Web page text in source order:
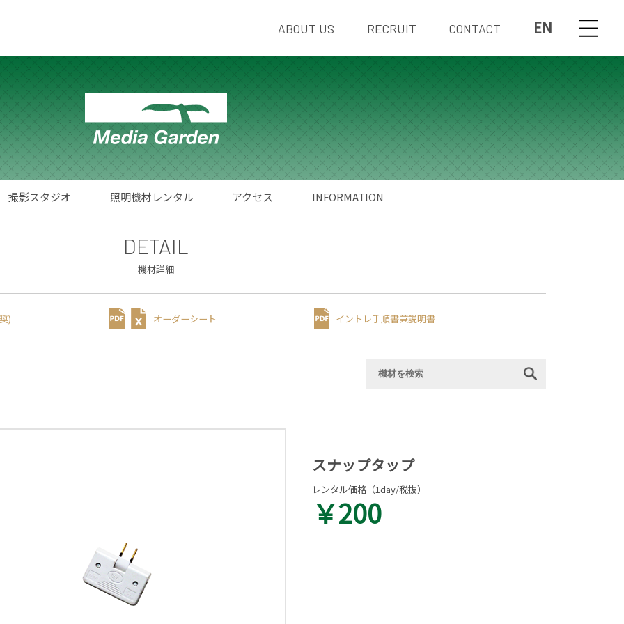
EN
ABOUT US RECRUIT CONTACT
撮影スタジオ 照明機材レンタル アクセス INFORMATION
DETAIL
機材詳細
) オーダーシート イントレ⼿順書兼説明書
スナップタップ
レンタル価格（1day/税抜）
￥200